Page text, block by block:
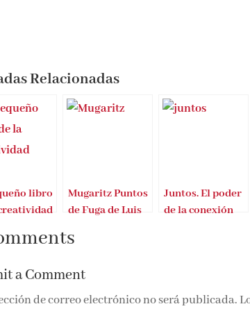
Relacionadas
libro
Mugaritz Puntos
de Fuga de Luis
Juntos. El poder
de la conexión
a Comment
de correo electrónico no será publicada.